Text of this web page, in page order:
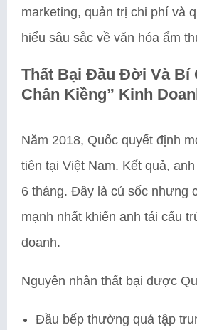
marketing, quản trị chi phí và
hiểu sâu sắc về văn hóa ẩm
Thất Bại Đầu Đời Và Bí
Chân Kiềng” Kinh
Năm 2018, Quốc quyết định
tiên tại Việt Nam. Kết quả,
6 tháng. Đây là cú sốc nhưng
mạnh nhất khiến anh tái cấu
doanh.
Nguyên nhân thất bại được
Đầu bếp thường quá tập